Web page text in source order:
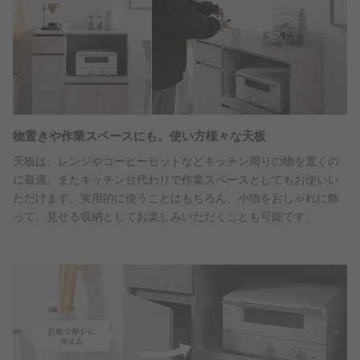
物置きや作業スペースにも。使い方様々な天板
天板は、レンジやコーヒーセットなどキッチン周りの物を置くの
に最適。またキッチン台代わりで作業スペースとしてもお使いい
ただけます。実用的に使うことはもちろん、小物をおしゃれに飾
って、見せる収納としてお楽しみいただくことも可能です。